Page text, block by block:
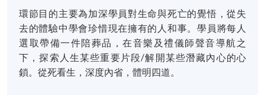
環節目的主要為加深學員對生命與死亡的覺悟，從失
去的體驗中學會珍惜現在擁有的人和事。學員將每人
選取帶備一件陪葬品，在音樂及禮儀師聲音導航之
下，探索人生某些重要片段/解開某些潛藏內心的心
鎖。從死看生，深度內省，體明四道。